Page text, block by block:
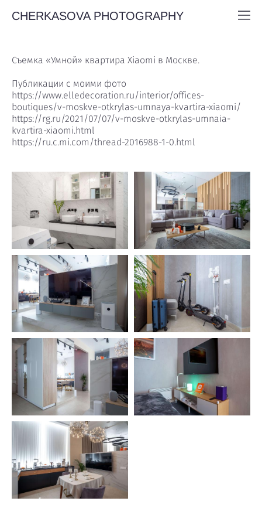
CHERKASOVA PHOTOGRAPHY
Съемка «Умной» квартира Xiaomi в Москве.
Публикации с моими фото
https://www.elledecoration.ru/interior/offices-
boutiques/v-moskve-otkrylas-umnaya-kvartira-xiaomi/
https://rg.ru/2021/07/07/v-moskve-otkrylas-umnaia-
kvartira-xiaomi.html
https://ru.c.mi.com/thread-2016988-1-0.html